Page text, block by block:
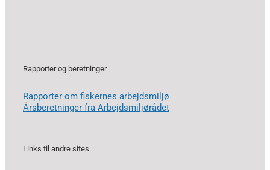
Rapporter og beretninger
Rapporter om fiskernes arbejdsmiljø
Årsberetninger fra Arbejdsmiljørådet
Links til andre sites